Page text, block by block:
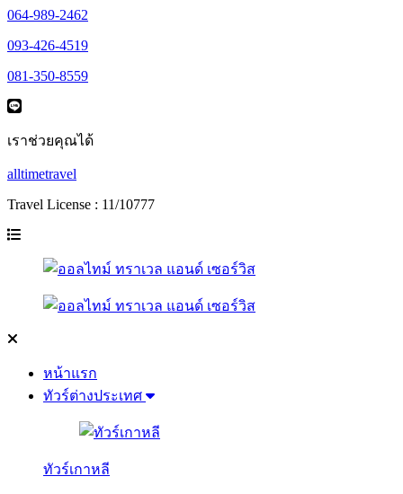
064-989-2462
093-426-4519
081-350-8559
เราช่วยคุณได้
alltimetravel
Travel License : 11/10777
หน้าแรก
ทัวร์ต่างประเทศ
ทัวร์เกาหลี